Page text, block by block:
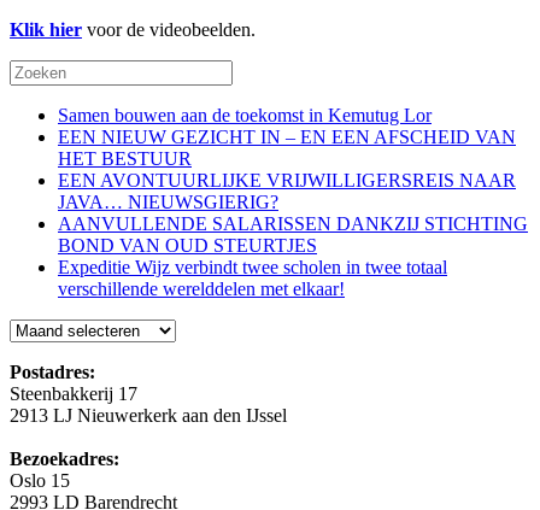
Klik hier voor de videobeelden.
Samen bouwen aan de toekomst in Kemutug Lor
EEN NIEUW GEZICHT IN – EN EEN AFSCHEID VAN
HET BESTUUR
EEN AVONTUURLIJKE VRIJWILLIGERSREIS NAAR
JAVA… NIEUWSGIERIG?
AANVULLENDE SALARISSEN DANKZIJ STICHTING
BOND VAN OUD STEURTJES
Expeditie Wijz verbindt twee scholen in twee totaal
verschillende werelddelen met elkaar!
Blog
Postadres:
Steenbakkerij 17
2913 LJ Nieuwerkerk aan den IJssel
Bezoekadres:
Oslo 15
2993 LD Barendrecht